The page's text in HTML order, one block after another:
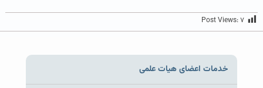
Post Views:۷
خدمات اعضای هیات علمی